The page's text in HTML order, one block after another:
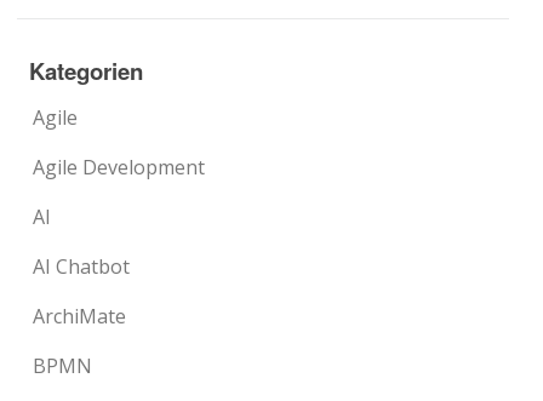
Kategorien
Agile
Agile Development
AI
AI Chatbot
ArchiMate
BPMN